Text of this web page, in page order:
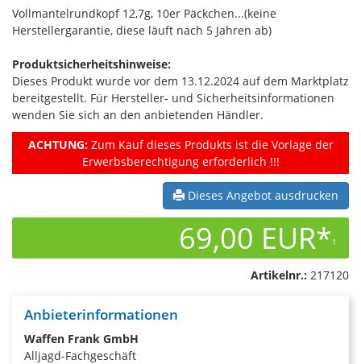
Vollmantelrundkopf 12,7g, 10er Päckchen...(keine
Herstellergarantie, diese läuft nach 5 Jahren ab)
Produktsicherheitshinweise:
Dieses Produkt wurde vor dem 13.12.2024 auf dem Marktplatz
bereitgestellt. Für Hersteller- und Sicherheitsinformationen
wenden Sie sich an den anbietenden Händler.
ACHTUNG:Zum Kauf dieses Produkts ist die Vorlage der
Erwerbsberechtigung erforderlich !!!
Dieses Angebot ausdrucken
69,00 EUR*1
Artikelnr.: 217120
Anbieterinformationen
Waffen Frank GmbH
Alljagd-Fachgeschäft